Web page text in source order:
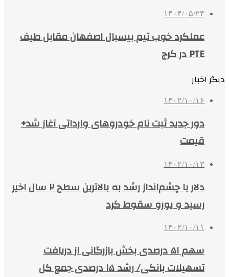
۱۴۰۴/۰۵/۲۴
عملکرد خوب تیم بیسبال اصفهان مقابل طیف
PTE در کرج
دیگر اخبار
۱۴۰۲/۱۰/۱۶
دور جدید ثبت نام خودروهای وارداتی آغاز شد+
قیمت
۱۴۰۲/۱۰/۱۳
دلار با چشم‌انداز رشد به بالاترین سطح ۲ سال اخیر
رسید و یورو سقوط کرد
۱۴۰۲/۱۰/۱۱
سهم ۵۱ درصدی بخش بازرگانی از دریافت
تسهیلات بانکی/ رشد ۱۵ درصدی جمع کل